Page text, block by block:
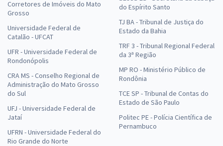
Corretores de Imóveis do Mato
Grosso
Universidade Federal de
Catalão - UFCAT
UFR - Universidade Federal de
Rondonópolis
CRA MS - Conselho Regional de
Administração do Mato Grosso
do Sul
UFJ - Universidade Federal de
Jataí
UFRN - Universidade Federal do
Rio Grande do Norte
do Espírito Santo
TJ BA - Tribunal de Justiça do
Estado da Bahia
TRF 3 - Tribunal Regional Federal
da 3ª Região
MP RO - Ministério Público de
Rondônia
TCE SP - Tribunal de Contas do
Estado de São Paulo
Politec PE - Polícia Científica de
Pernambuco